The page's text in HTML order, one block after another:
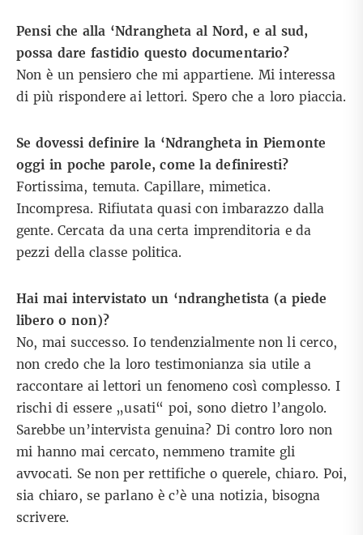
Pensi che alla ‘Ndrangheta al Nord, e al sud,
possa dare fastidio questo documentario?
Non è un pensiero che mi appartiene. Mi interessa
di più rispondere ai lettori. Spero che a loro piaccia.
Se dovessi definire la ‘Ndrangheta in Piemonte
oggi in poche parole, come la definiresti?
Fortissima, temuta. Capillare, mimetica.
Incompresa. Rifiutata quasi con imbarazzo dalla
gente. Cercata da una certa imprenditoria e da
pezzi della classe politica.
Hai mai intervistato un ‘ndranghetista (a piede
libero o non)?
No, mai successo. Io tendenzialmente non li cerco,
non credo che la loro testimonianza sia utile a
raccontare ai lettori un fenomeno così complesso. I
rischi di essere „usati“ poi, sono dietro l’angolo.
Sarebbe un’intervista genuina? Di contro loro non
mi hanno mai cercato, nemmeno tramite gli
avvocati. Se non per rettifiche o querele, chiaro. Poi,
sia chiaro, se parlano è c’è una notizia, bisogna
scrivere.